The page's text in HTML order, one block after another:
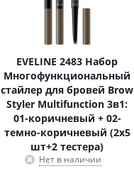
EVELINE 2483 Набор
Многофункциональный
стайлер для бровей Brow
Styler Multifunction 3в1:
01-коричневый + 02-
темно-коричневый (2х5
шт+2 тестера)
Нет в наличии